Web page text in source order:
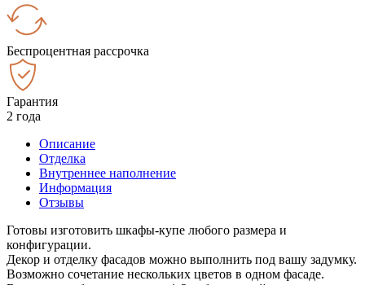
Беспроцентная рассрочка
Гарантия
2 года
Описание
Отделка
Внутреннее наполнение
Информация
Отзывы
Готовы изготовить шкафы-купе любого размера и
конфигурации.
Декор и отделку фасадов можно выполнить под вашу задумку.
Возможно сочетание нескольких цветов в одном фасаде.